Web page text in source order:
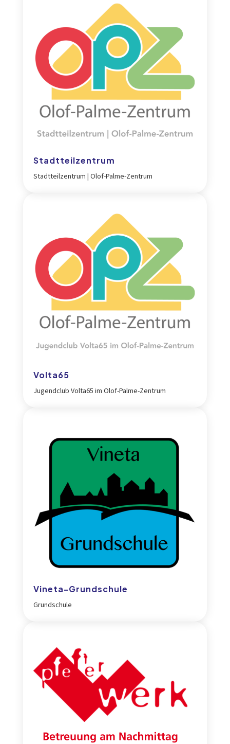
Stadtteilzentrum
Stadtteilzentrum | Olof-Palme-Zentrum
Volta65
Jugendclub Volta65 im Olof-Palme-Zentrum
Vineta-Grundschule
Grundschule